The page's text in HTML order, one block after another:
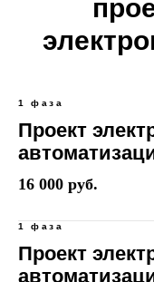
1 фаза
Проект
16 000 руб.
1 фаза
Проект